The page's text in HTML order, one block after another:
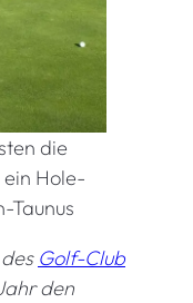
die
Hole-
Taunus
Golf-Club
den